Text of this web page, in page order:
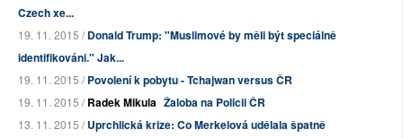
Czech xe...
19. 11. 2015 /Donald Trump: "Muslimové by měli být speciálně
identifikováni." Jak...
19. 11. 2015 /Povolení k pobytu - Tchajwan versus ČR
19. 11. 2015 /Radek Mikula Žaloba na Policii ČR
13. 11. 2015 /Uprchlická krize: Co Merkelová udělala špatně